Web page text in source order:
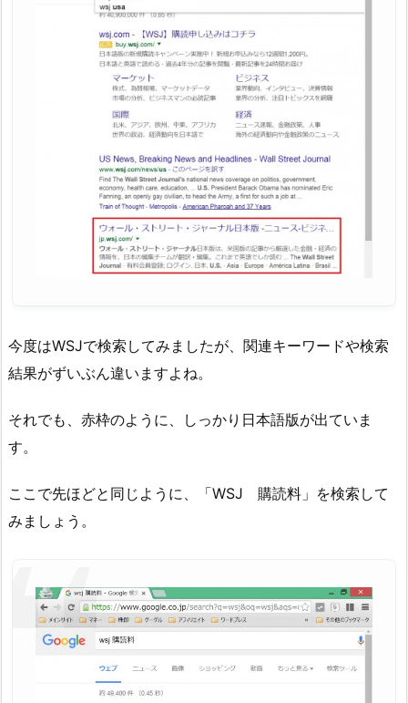
今度はWSJで検索してみましたが、関連キーワードや検索
結果がずいぶん違いますよね。
それでも、赤枠のように、しっかり日本語版が出ていま
す。
ここで先ほどと同じように、「WSJ 購読料」を検索して
みましょう。